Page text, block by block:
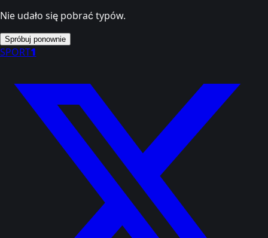
Nie udało się pobrać typów.
Spróbuj ponownie
SPORT1